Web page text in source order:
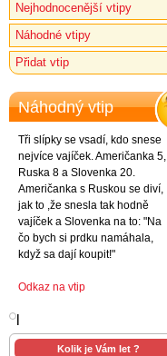
Nejhodnocenější vtipy
Náhodné vtipy
Přidat vtip
Náhodný vtip
Tři slípky se vsadí, kdo snese
nejvíce vajíček. Američanka 5,
Ruska 8 a Slovenka 20.
Američanka s Ruskou se diví,
jak to ,že snesla tak hodně
vajíček a Slovenka na to: "Na
čo bych si prdku namáhala,
když sa dají koupit!"
Odkaz na vtip
Kolik je Vám let ?